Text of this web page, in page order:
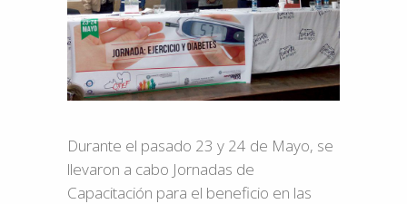
Durante el pasado 23 y 24 de Mayo, se
llevaron a cabo Jornadas de
Capacitación para el beneficio en las